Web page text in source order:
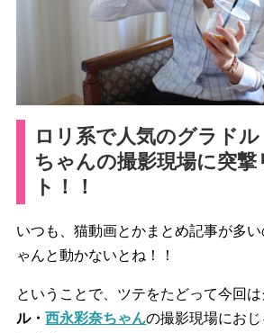
ロリ系で人気のグラド
ちゃんの撮影現場に突撃
ト！！
いつも、猫動画とかまとめ記事が多
ゃんと動かないとね！！
ということで、ツテをたどって今回は
ル・西永彩奈ちゃんの撮影現場にお